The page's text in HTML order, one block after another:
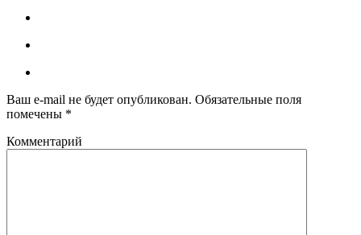
12:00
91%
6
Ваш e-mail не будет опубликован. Обязательные поля
помечены *
Комментарий